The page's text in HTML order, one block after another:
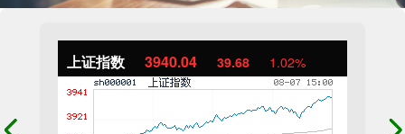
上证指数 3940.04 39.68 1.02%